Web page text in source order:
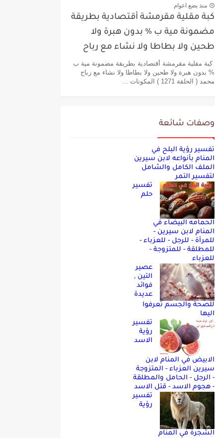
منذ بضع اعوام
كبة مقلية مقرمشة أقتصادية بطريقة
مضمونة مية ب % بدون هبرة ولا
طحين ولا بطاطا ولا نشاء مع رباح
محمد
كبة مقلية مقرمشة أقتصادية بطريقة مضمونة مية ب
% بدون هبرة ولا طحين ولا بطاطا ولا نشاء مع رباح
محمد ( الحلقة 1271 ) المكونات ...
وصفات شائعة
تفسير رؤية البلح في
المنام بأنواعه لابن سيرين
الملف الكامل والشامل
لتفسير التمر
تفسير
حلم
الحمامه البيضاء في
المنام لابن سيرين -
للمرأة - للرجل - للعزباء -
للمطلقة - للمتزوجة -
للعزباء
عصير
التين ,
فوائد
عديدة
للصحة والجسم تعرفوا
اليها
تفسير
رؤية
الاسد
الابيض في المنام لابن
سيرين العزباء - المتزوجة
- الرجل - الحامل والمطلقة
- هجوم الاسد - قتل الاسد
تفسير
رؤية
الشجرة في المنام